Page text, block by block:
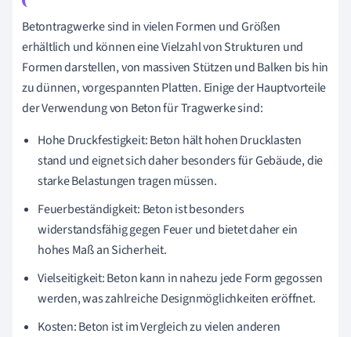
Betontragwerke sind in vielen Formen und Größen
erhältlich und können eine Vielzahl von Strukturen und
Formen darstellen, von massiven Stützen und Balken bis hin
zu dünnen, vorgespannten Platten. Einige der Hauptvorteile
der Verwendung von Beton für Tragwerke sind:
Hohe Druckfestigkeit: Beton hält hohen Drucklasten
stand und eignet sich daher besonders für Gebäude, die
starke Belastungen tragen müssen.
Feuerbeständigkeit: Beton ist besonders
widerstandsfähig gegen Feuer und bietet daher ein
hohes Maß an Sicherheit.
Vielseitigkeit: Beton kann in nahezu jede Form gegossen
werden, was zahlreiche Designmöglichkeiten eröffnet.
Kosten: Beton ist im Vergleich zu vielen anderen